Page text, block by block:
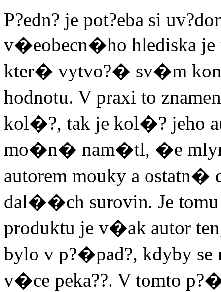
P?edn? je pot?eba si
v�eobecn�ho hlediska
kter� vytvo?� sv�m
hodnotu. V praxi to
kol�?, tak je kol�? jeho
mo�n� nam�tl, �e
autorem mouky a ostatn�
dal��ch surovin. Je
produktu je v�ak autor
bylo v p?�pad?, kdyby
v�ce peka??. V tomto